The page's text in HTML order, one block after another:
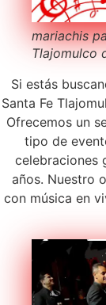
mariachis
Tlajomulco
Si estás
Santa Fe
Ofrecemos un
tipo de
celebraciones
años. Nuestro
con música en